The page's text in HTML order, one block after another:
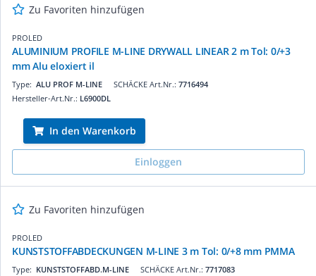
Zu Favoriten hinzufügen
PROLED
ALUMINIUM PROFILE M-LINE DRYWALL LINEAR 2 m Tol: 0/+3
mm Alu eloxiert il
SCHÄCKE Art.Nr.: 7716494
Type: ALU PROF M-LINE
Hersteller-Art.Nr.: L6900DL
In den Warenkorb
Einloggen
Zu Favoriten hinzufügen
PROLED
KUNSTSTOFFABDECKUNGEN M-LINE 3 m Tol: 0/+8 mm PMMA
SCHÄCKE Art.Nr.: 7717083
Type: KUNSTSTOFFABD.M-LINE